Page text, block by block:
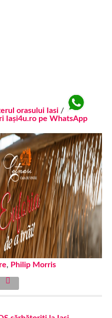
orasului Iasi/
Iași4u.ro pe WhatsApp
, Philip Morris